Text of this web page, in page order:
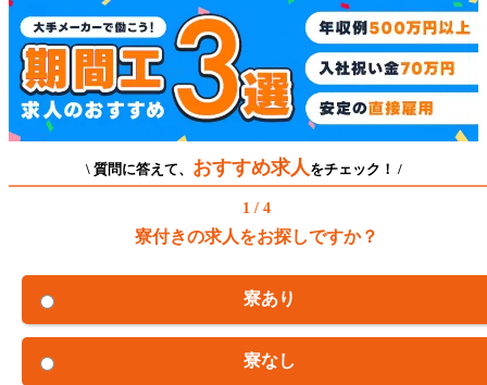
\ 質問に答えて、 おすすめ求人をチェック！ /
1 / 4
寮付きの求人をお探しですか？
寮あり
寮なし